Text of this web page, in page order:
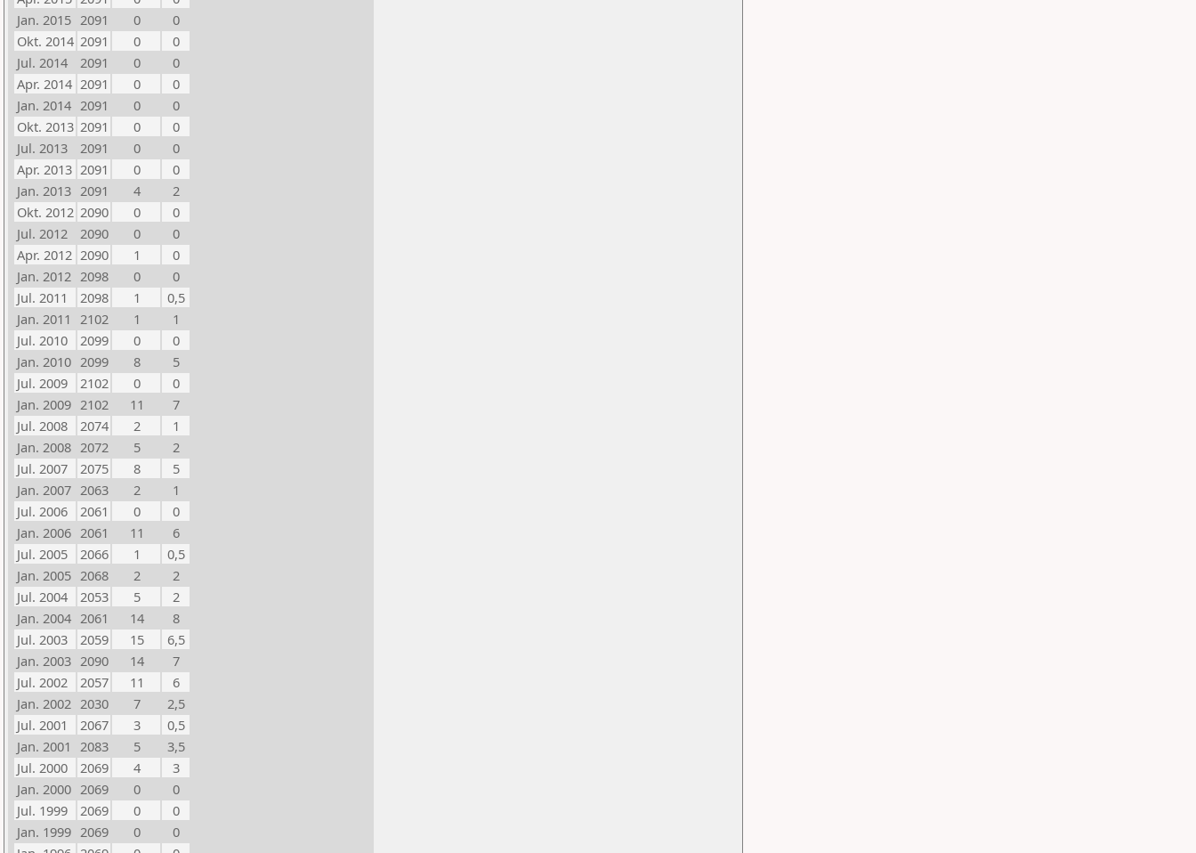
Jan. 2015 2091 0
0
Okt. 2014 2091 0
0
Jul. 2014
2091 0
0
Apr. 2014 2091 0
0
Jan. 2014 2091 0
0
Okt. 2013 2091 0
0
Jul. 2013
2091 0
0
Apr. 2013 2091 0
0
Jan. 2013 2091 4
2
Okt. 2012 2090 0
0
Jul. 2012
2090 0
0
Apr. 2012 2090 1
0
Jan. 2012 2098 0
0
Jul. 2011
2098 1
0,5
Jan. 2011 2102 1
1
Jul. 2010
2099 0
0
Jan. 2010 2099 8
5
Jul. 2009
2102 0
0
Jan. 2009 2102 11
7
Jul. 2008
2074 2
1
Jan. 2008 2072 5
2
Jul. 2007
2075 8
5
Jan. 2007 2063 2
1
Jul. 2006
2061 0
0
Jan. 2006 2061 11
6
Jul. 2005
2066 1
0,5
Jan. 2005 2068 2
2
Jul. 2004
2053 5
2
Jan. 2004 2061 14
8
Jul. 2003
2059 15
6,5
Jan. 2003 2090 14
7
Jul. 2002
2057 11
6
Jan. 2002 2030 7
2,5
Jul. 2001
2067 3
0,5
Jan. 2001 2083 5
3,5
Jul. 2000
2069 4
3
Jan. 2000 2069 0
0
Jul. 1999
2069 0
0
Jan. 1999 2069 0
0